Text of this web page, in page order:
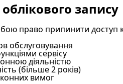
запису
право припинити доступ
обслуговування
сервісу
діяльністю
(більше 2 років)
вимог